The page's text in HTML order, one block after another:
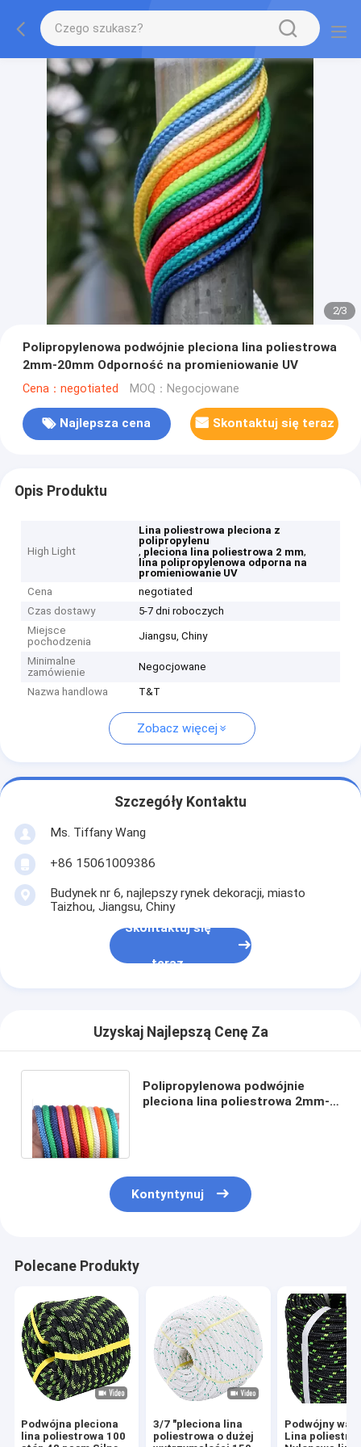
2/3
Polipropylenowa podwójnie pleciona lina poliestrowa
2mm-20mm Odporność na promieniowanie UV
Cena：negotiated MOQ：Negocjowane
Najlepsza cena Skontaktuj się teraz
Opis Produktu
High Light
Lina poliestrowa pleciona z
polipropylenu
, pleciona lina poliestrowa 2 mm,
lina polipropylenowa odporna na
promieniowanie UV
Cena
negotiated
Czas dostawy
5-7 dni roboczych
Miejsce
pochodzenia
Jiangsu, Chiny
Minimalne
zamówienie
Negocjowane
Nazwa handlowa T&T
Zobacz więcej
Szczegóły Kontaktu
Ms. Tiffany Wang
+86 15061009386
Budynek nr 6, najlepszy rynek dekoracji, miasto
Taizhou, Jiangsu, Chiny
Skontaktuj się
teraz
Uzyskaj Najlepszą Cenę Za
Polipropylenowa podwójnie
pleciona lina poliestrowa 2mm-
Kontyntynuj
Polecane Produkty
Podwójna pleciona
lina poliestrowa 100
3/7 "pleciona lina
poliestrowa o dużej
Podwójny
Lina